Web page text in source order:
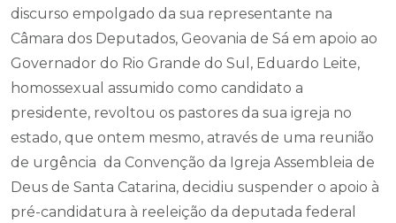
discurso empolgado da sua representante na
Câmara dos Deputados, Geovania de Sá em apoio ao
Governador do Rio Grande do Sul, Eduardo Leite,
homossexual assumido como candidato a
presidente, revoltou os pastores da sua igreja no
estado, que ontem mesmo, através de uma reunião
de urgência da Convenção da Igreja Assembleia de
Deus de Santa Catarina, decidiu suspender o apoio à
pré-candidatura à reeleição da deputada federal